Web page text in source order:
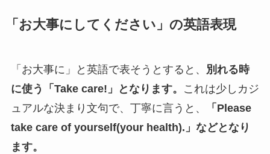
「お大事にしてください」の英語表現
「お大事に」と英語で表そうとすると、
別れる時
に使う「Take care!」となります。
これは少しカジ
ュアルな決まり文句で、丁寧に言うと、
「Please
take care of yourself(your health).」などとなり
ます。